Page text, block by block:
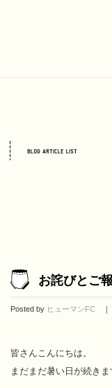
お詫びとご
Posted by ヒューマンFC ｜
皆さんこんにちは。
まだまだ暑い日が続き